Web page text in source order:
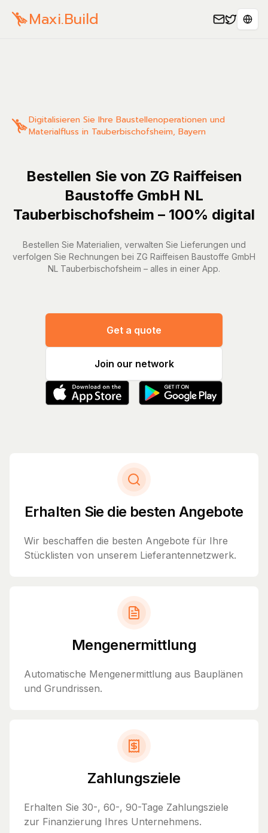
Maxi.Build
Digitalisieren Sie Ihre Baustellenoperationen und
Materialfluss in Tauberbischofsheim, Bayern
Bestellen Sie von ZG Raiffeisen
Baustoffe GmbH NL
Tauberbischofsheim – 100% digital
Bestellen Sie Materialien, verwalten Sie Lieferungen und
verfolgen Sie Rechnungen bei ZG Raiffeisen Baustoffe GmbH
NL Tauberbischofsheim – alles in einer App.
Get a quote
Join our network
Erhalten Sie die besten Angebote
Wir beschaffen die besten Angebote für Ihre
Stücklisten von unserem Lieferantennetzwerk.
Mengenermittlung
Automatische Mengenermittlung aus Bauplänen
und Grundrissen.
Zahlungsziele
Erhalten Sie 30-, 60-, 90-Tage Zahlungsziele
zur Finanzierung Ihres Unternehmens.